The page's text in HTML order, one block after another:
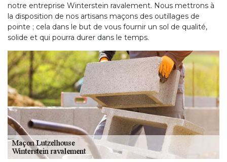
notre entreprise Winterstein ravalement. Nous mettrons à
la disposition de nos artisans maçons des outillages de
pointe ; cela dans le but de vous fournir un sol de qualité,
solide et qui pourra durer dans le temps.